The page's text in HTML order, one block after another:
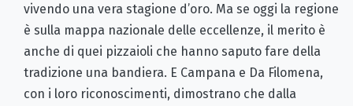
vivendo una vera stagione d’oro. Ma se oggi la regione
è sulla mappa nazionale delle eccellenze, il merito è
anche di quei pizzaioli che hanno saputo fare della
tradizione una bandiera. E Campana e Da Filomena,
con i loro riconoscimenti, dimostrano che dalla